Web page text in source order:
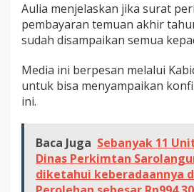
Aulia menjelaskan jika surat
pembayaran temuan akhir
sudah disampaikan semua
Media ini berpesan melalui
untuk bisa menyampaikan
ini.
Baca Juga Sebanyak 11
Dinas Perkimtan
diketahui keberadaannya